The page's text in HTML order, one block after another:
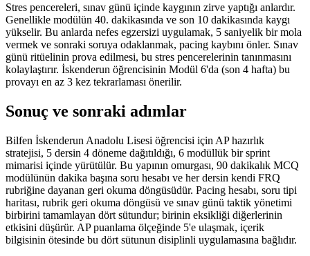
Stres pencereleri, sınav günü içinde kaygının zirve yaptığı anlardır.
Genellikle modülün 40. dakikasında ve son 10 dakikasında kaygı
yükselir. Bu anlarda nefes egzersizi uygulamak, 5 saniyelik bir mola
vermek ve sonraki soruya odaklanmak, pacing kaybını önler. Sınav
günü ritüelinin prova edilmesi, bu stres pencerelerinin tanınmasını
kolaylaştırır. İskenderun öğrencisinin Modül 6'da (son 4 hafta) bu
provayı en az 3 kez tekrarlaması önerilir.
Sonuç ve sonraki adımlar
Bilfen İskenderun Anadolu Lisesi öğrencisi için AP hazırlık
stratejisi, 5 dersin 4 döneme dağıtıldığı, 6 modüllük bir sprint
mimarisi içinde yürütülür. Bu yapının omurgası, 90 dakikalık MCQ
modülünün dakika başına soru hesabı ve her dersin kendi FRQ
rubriğine dayanan geri okuma döngüsüdür. Pacing hesabı, soru tipi
haritası, rubrik geri okuma döngüsü ve sınav günü taktik yönetimi
birbirini tamamlayan dört sütundur; birinin eksikliği diğerlerinin
etkisini düşürür. AP puanlama ölçeğinde 5'e ulaşmak, içerik
bilgisinin ötesinde bu dört sütunun disiplinli uygulamasına bağlıdır.